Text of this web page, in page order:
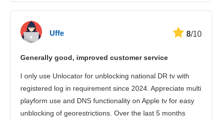
Uffe 8/10
Generally good, improved customer service
I only use Unlocator for unblocking national DR tv with
registered log in requirement since 2024. Appreciate multi
playform use and DNS functionality on Apple tv for easy
unblocking of georestrictions. Over the last 5 months